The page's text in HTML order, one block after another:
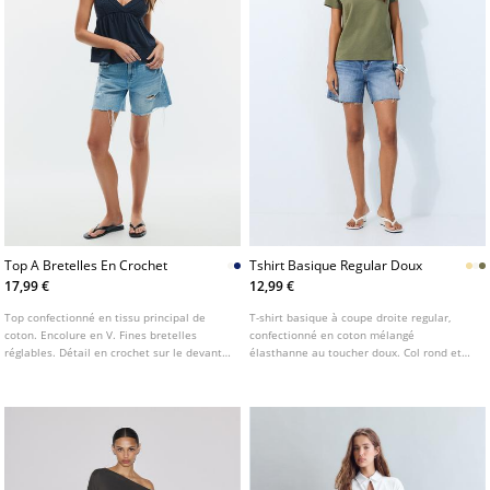
Top A Bretelles En Crochet
17,99 €
Top confectionné en tissu principal de
coton. Encolure en V. Fines bretelles
réglables. Détail en crochet sur le devant
Tshirt Basique Regular Doux
12,99 €
T-shirt basique à coupe droite regular,
confectionné en coton mélangé
élasthanne au toucher doux. Col rond et